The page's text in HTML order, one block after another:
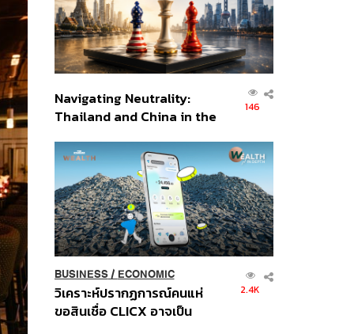
Navigating Neutrality:
Thailand and China in the
Order
146
BUSINESS/ ECONOMIC
วิเคราะห์ปรากฏการณ์คนแห่
ขอสินเชื่อ CLICX อาจเป็น
2.4K